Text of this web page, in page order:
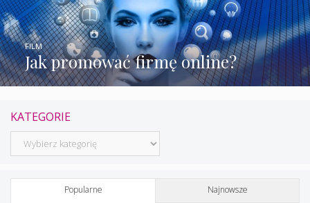
Jak promować firmę online?
FILM
KATEGORIE
Kategorie
Popularne Najnowsze